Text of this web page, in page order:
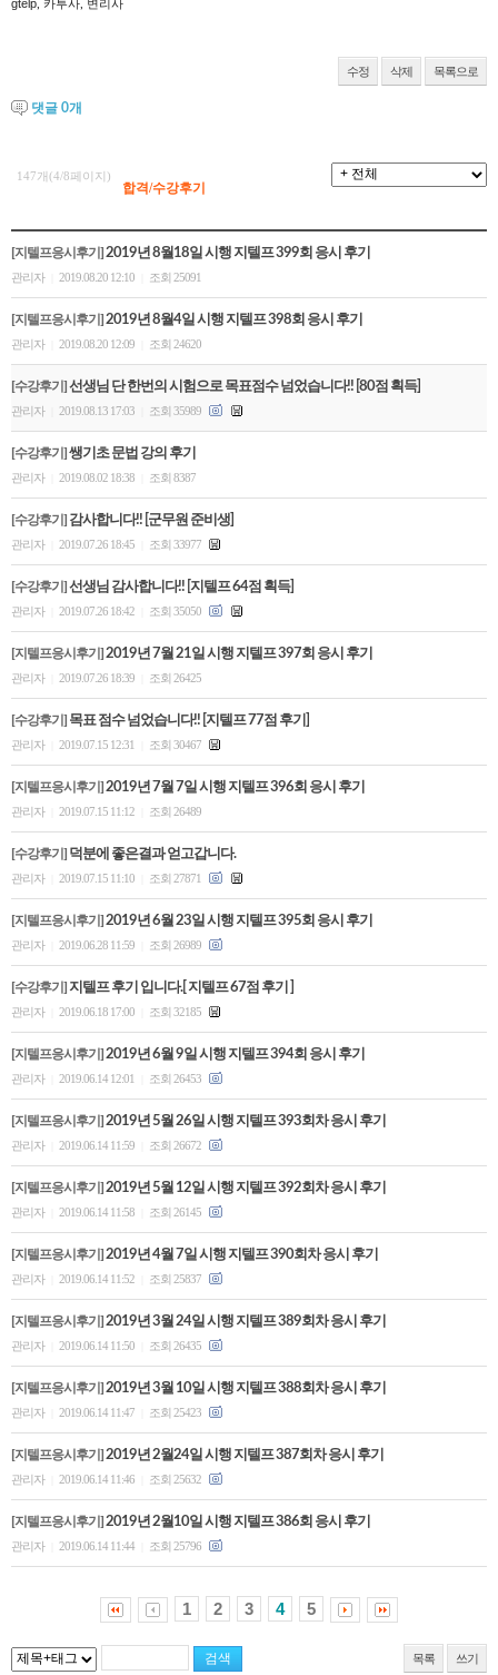
gtelp 카투사 변리사
수정 삭제 목록으로
댓글 0개
합격/수강후기
147개(4/8페이지)
[지텔프응시후기]2019년 8월18일 시행 지텔프 399회 응시 후기
관리자 2019.08.20 12:10 조회 25091
[지텔프응시후기]2019년 8월4일 시행 지텔프 398회 응시 후기
관리자 2019.08.20 12:09 조회 24620
[수강후기]선생님 단 한번의 시험으로 목표점수 넘었습니다!! [80점 획득]
관리자 2019.08.13 17:03 조회 35989
[수강후기]쌩기초 문법 강의 후기
관리자 2019.08.02 18:38 조회 8387
[수강후기] 감사합니다!! [군무원 준비생]
관리자 2019.07.26 18:45 조회 33977
[수강후기]선생님 감사합니다!! [지텔프 64점 획득]
관리자 2019.07.26 18:42 조회 35050
[지텔프응시후기]2019년 7월 21일 시행 지텔프 397회 응시 후기
관리자 2019.07.26 18:39 조회 26425
[수강후기] 목표 점수 넘었습니다!! [지텔프 77점 후기]
관리자 2019.07.15 12:31 조회 30467
[지텔프응시후기]2019년 7월 7일 시행 지텔프 396회 응시 후기
관리자 2019.07.15 11:12 조회 26489
[수강후기] 덕분에 좋은결과 얻고갑니다.
관리자 2019.07.15 11:10 조회 27871
[지텔프응시후기]2019년 6월 23일 시행 지텔프 395회 응시 후기
관리자 2019.06.28 11:59 조회 26989
[수강후기] 지텔프 후기 입니다.[ 지텔프 67점 후기 ]
관리자 2019.06.18 17:00 조회 32185
[지텔프응시후기]2019년 6월 9일 시행 지텔프 394회 응시 후기
관리자 2019.06.14 12:01 조회 26453
[지텔프응시후기]2019년 5월 26일 시행 지텔프 393회차 응시 후기
관리자 2019.06.14 11:59 조회 26672
[지텔프응시후기]2019년 5월 12일 시행 지텔프 392회차 응시 후기
관리자 2019.06.14 11:58 조회 26145
[지텔프응시후기]2019년 4월 7일 시행 지텔프 390회차 응시 후기
관리자 2019.06.14 11:52 조회 25837
[지텔프응시후기]2019년 3월 24일 시행 지텔프 389회차 응시 후기
관리자 2019.06.14 11:50 조회 26435
[지텔프응시후기]2019년 3월 10일 시행 지텔프 388회차 응시 후기
관리자 2019.06.14 11:47 조회 25423
[지텔프응시후기]2019년 2월24일 시행 지텔프 387회차 응시 후기
관리자 2019.06.14 11:46 조회 25632
[지텔프응시후기]2019년 2월10일 시행 지텔프 386회 응시 후기
관리자 2019.06.14 11:44 조회 25796
1 2 3 4 5
목록 쓰기